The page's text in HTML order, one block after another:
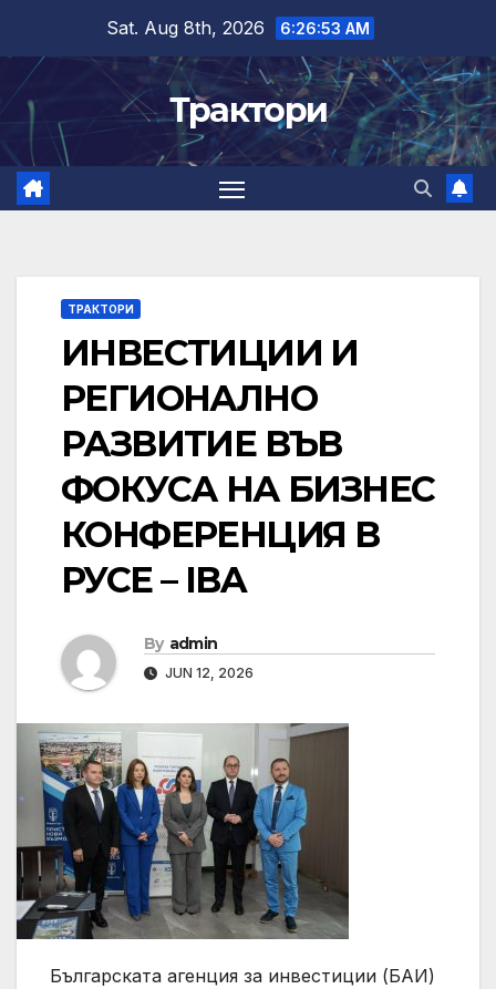
content
Sat. Aug 8th, 2026 6:26:54 AM
Трактори
ТРАКТОРИ
ИНВЕСТИЦИИ И
РЕГИОНАЛНО
РАЗВИТИЕ ВЪВ
ФОКУСА НА БИЗНЕС
КОНФЕРЕНЦИЯ В
РУСЕ – IBA
By admin
JUN 12, 2026
Българската агенция за инвестиции (БАИ)